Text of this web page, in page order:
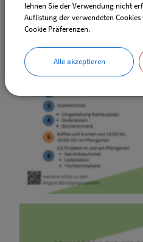
lehnen Sie der Verwendung nicht
Auflistung der verwendeten
Cookie Präferenzen.
Alle akzeptieren